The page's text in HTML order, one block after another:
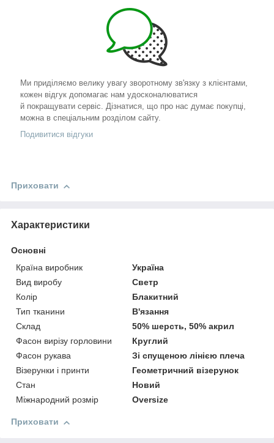
Ми приділяємо велику увагу зворотному зв'язку з клієнтами,
кожен відгук допомагає нам удосконалюватися
й покращувати сервіс. Дізнатися, що про нас думає покупці,
можна в спеціальним розділом сайту.
Подивитися відгуки
Приховати
Характеристики
Основні
Країна виробник
Україна
Вид виробу
Светр
Колір
Блакитний
Тип тканини
В'язання
Склад
50% шерсть, 50% акрил
Фасон вирізу горловини
Круглий
Фасон рукава
Зі спущеною лінією плеча
Візерунки і принти
Геометричний візерунок
Стан
Новий
Міжнародний розмір
Oversize
Приховати